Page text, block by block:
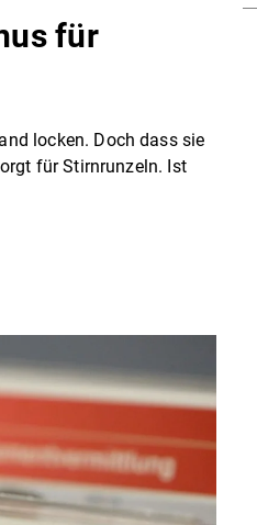
für
locken. Doch dass sie
für Stirnrunzeln. Ist